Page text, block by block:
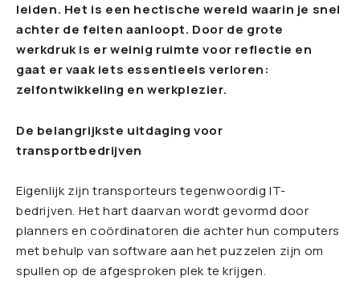
leiden. Het is een hectische wereld waarin je snel
achter de feiten aanloopt. Door de grote
werkdruk is er weinig ruimte voor reflectie en
gaat er vaak iets essentieels verloren:
zelfontwikkeling en werkplezier.
De belangrijkste uitdaging voor
transportbedrijven
Eigenlijk zijn transporteurs tegenwoordig IT-
bedrijven. Het hart daarvan wordt gevormd door
planners en coördinatoren die achter hun computers
met behulp van software aan het puzzelen zijn om
spullen op de afgesproken plek te krijgen.